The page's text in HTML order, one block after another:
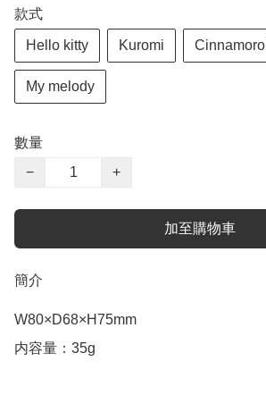
款式
Hello kitty Kuromi Cinnamoroll
My melody
數量
−
+
加至購物車
簡介
W80×D68×H75mm
内容量：35g